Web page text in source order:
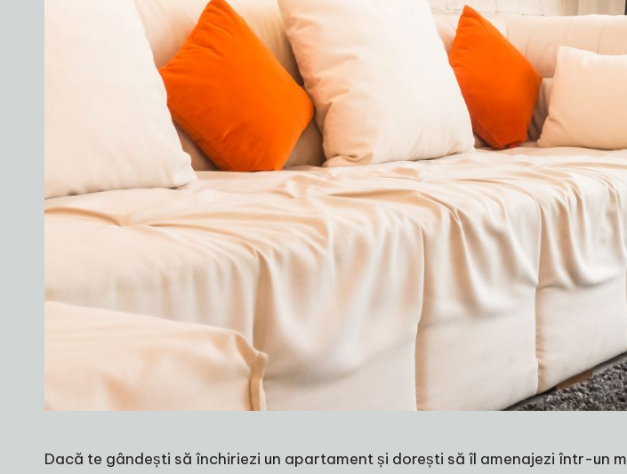
Dacă te gândești să închiriezi un apartament și dorești să îl amenajezi într-un